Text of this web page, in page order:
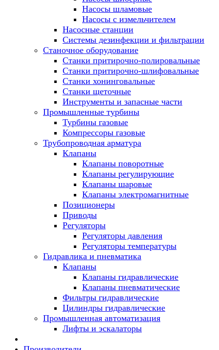
Насосы шламовые
Насосы с измельчителем
Насосные станции
Системы дезинфекции и фильтрации
Станочное оборудование
Станки притирочно-полировальные
Станки притирочно-шлифовальные
Станки хонинговальные
Станки щеточные
Инструменты и запасные части
Промышленные турбины
Турбины газовые
Компрессоры газовые
Трубопроводная арматура
Клапаны
Клапаны поворотные
Клапаны регулирующие
Клапаны шаровые
Клапаны электромагнитные
Позиционеры
Приводы
Регуляторы
Регуляторы давления
Регуляторы температуры
Гидравлика и пневматика
Клапаны
Клапаны гидравлические
Клапаны пневматические
Фильтры гидравлические
Цилиндры гидравлические
Промышленная автоматизация
Лифты и эскалаторы